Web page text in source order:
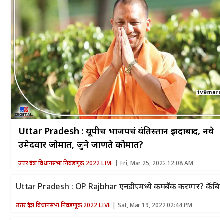
Uttar Pradesh : यूपीच भाजपचं यंतिस्तान झिंदाबाद, नवे
उमेदवार जोमात, जुने जाणते कोमात?
उत्तर प्रदेश विधानसभा निवडणूक 2022 LIVE Fri, Mar 25, 2022 12:08 AM
Uttar Pradesh : OP Rajbhar एनडीएमध्ये कमबॅक करणार? कॅबिनेट
उत्तर प्रदेश विधानसभा निवडणूक 2022 LIVE Sat, Mar 19, 2022 02:44 PM